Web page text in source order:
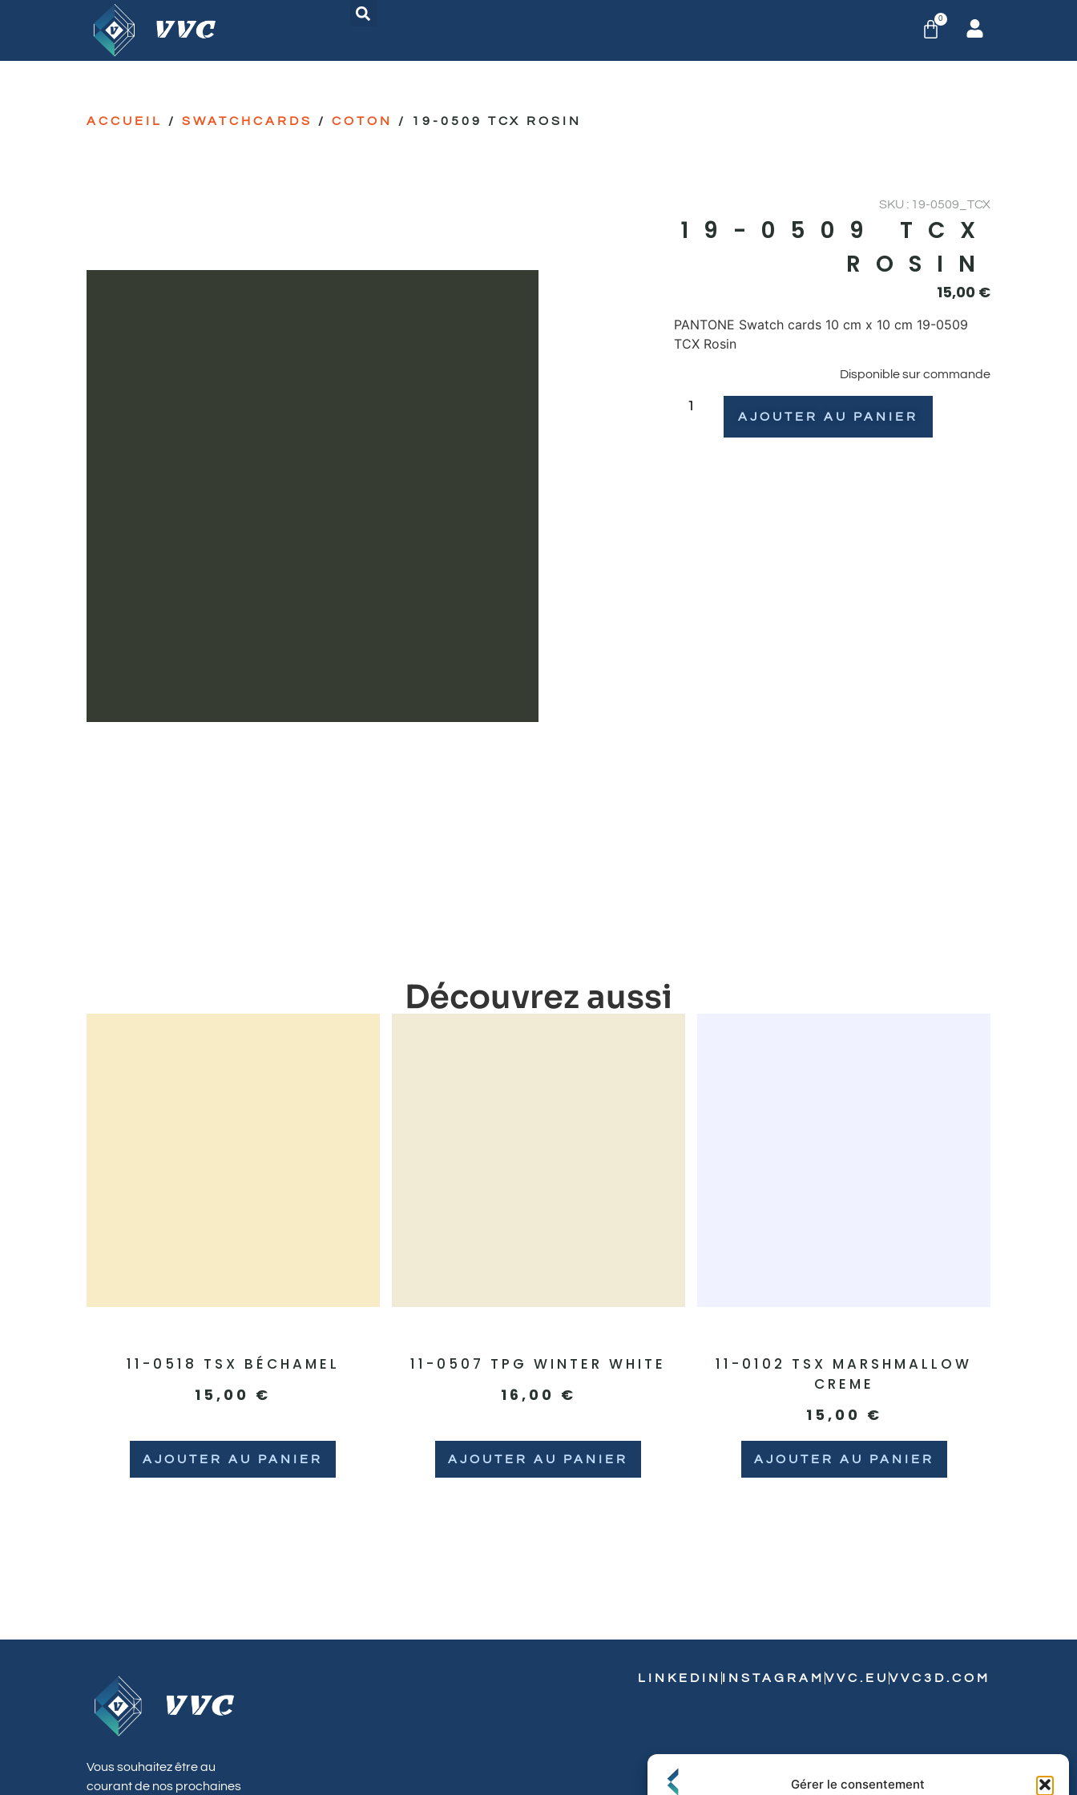
Gérer le consentement
0
ACCUEIL / SWATCHCARDS / COTON / 19-0509 TCX ROSIN
SKU : 19-0509_TCX
19-0509 TCX
ROSIN
15,00 €
PANTONE Swatch cards 10 cm x 10 cm 19-0509
TCX Rosin
Disponible sur commande
AJOUTER AU PANIER
Découvrez aussi
11-0518 TSX BÉCHAMEL
15,00 €
AJOUTER AU PANIER
11-0507 TPG WINTER WHITE
16,00 €
AJOUTER AU PANIER
11-0102 TSX MARSHMALLOW
CREME
15,00 €
AJOUTER AU PANIER
Vous souhaitez être au
courant de nos prochaines
LINKEDIN INSTAGRAM VVC.EU VVC3D.COM